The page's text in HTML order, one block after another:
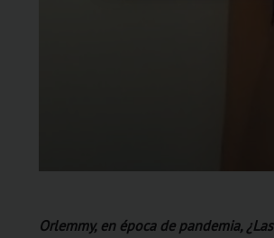
Orlemmy, en época de pandemia,